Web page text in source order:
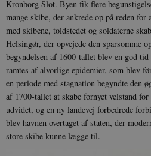
Kronborg Slot. Byen fik flere
mange skibe, der ankrede op på reden
med skibene, toldstedet og soldaterne
Helsingør, der opvejede den sparsomme
begyndelsen af 1600-tallet blev en god
ramtes af alvorlige epidemier, som blev
en periode med stagnation begyndte den
af 1700-tallet at skabe fornyet velstand
udvidet, og en ny landevej forbedrede
blev havnen overtaget af staten, der
store skibe kunne lægge til.